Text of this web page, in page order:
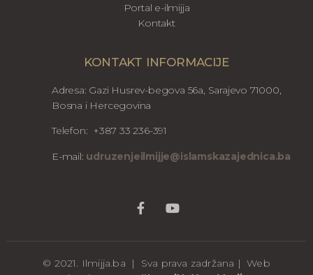
Portal e-ilmijja
Kontakt
KONTAKT INFORMACIJE
Adresa: Gazi Husrev-begova 56a, Sarajevo 71000,
Bosna i Hercegovina
Telefon: +387 33 236-391
E-mail: udruzenjeilmijje@islamskazajednica.ba
© 2021. Ilmijja.ba | Sva prava zadržana | Web